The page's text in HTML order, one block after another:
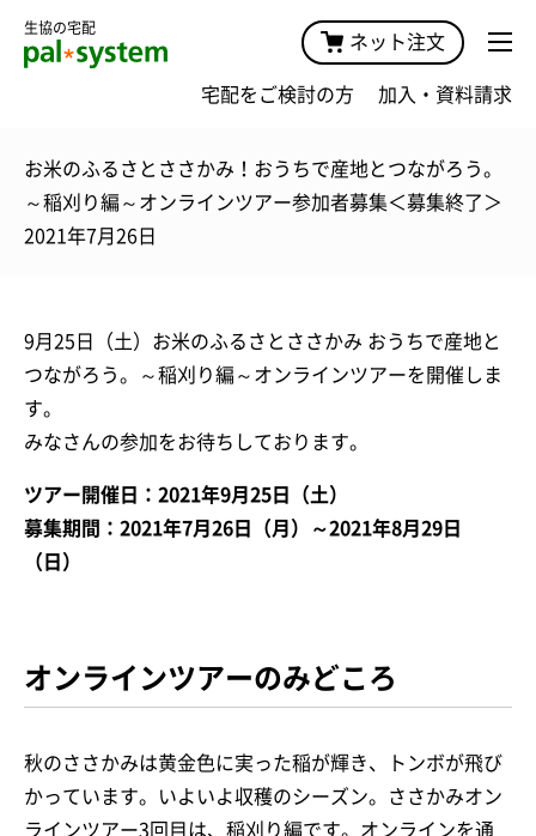
生協の宅配
ネット注文
宅配をご検討の方 加入・資料請求
お米のふるさとささかみ！おうちで産地とつながろう。
～稲刈り編～オンラインツアー参加者募集＜募集終了＞
2021年7月26日
9月25日（土）お米のふるさとささかみ おうちで産地と
つながろう。～稲刈り編～オンラインツアーを開催しま
す。
みなさんの参加をお待ちしております。
ツアー開催日：2021年9月25日（土）
募集期間：2021年7月26日（月）～2021年8月29日
（日）
オンラインツアーのみどころ
秋のささかみは黄金色に実った稲が輝き、トンボが飛び
かっています。いよいよ収穫のシーズン。ささかみオン
ラインツアー3回目は、稲刈り編です。オンラインを通